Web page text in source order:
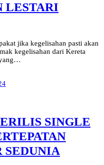
LESTARI
jika kegelisahan pasti akan
kegelisahan dari Kereta
yang…
SINGLE
SEDUNIA